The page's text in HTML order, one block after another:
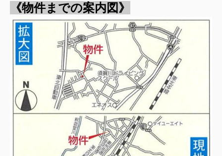
《物件までの案内図》